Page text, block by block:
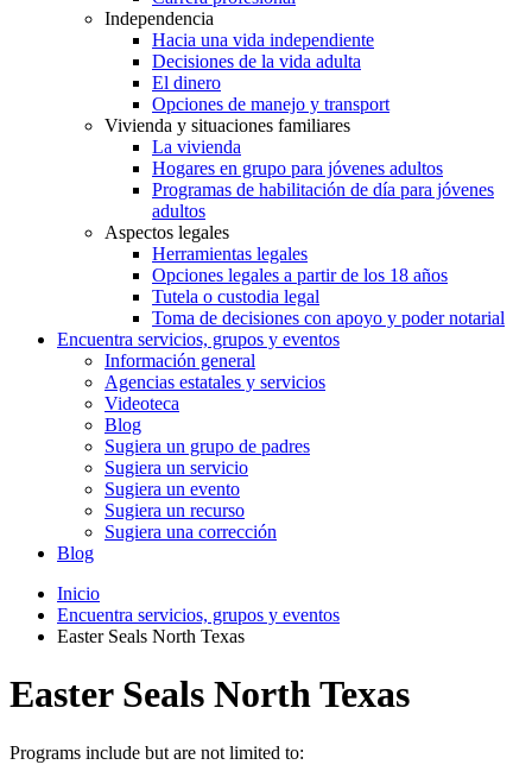
Independencia
Hacia una vida independiente
Decisiones de la vida adulta
El dinero
Opciones de manejo y transport
Vivienda y situaciones familiares
La vivienda
Hogares en grupo para jóvenes adultos
Programas de habilitación de día para jóvenes
adultos
Aspectos legales
Herramientas legales
Opciones legales a partir de los 18 años
Tutela o custodia legal
Toma de decisiones con apoyo y poder notarial
Encuentra servicios, grupos y eventos
Información general
Agencias estatales y servicios
Videoteca
Blog
Sugiera un grupo de padres
Sugiera un servicio
Sugiera un evento
Sugiera un recurso
Sugiera una corrección
Blog
Inicio
Encuentra servicios, grupos y eventos
Easter Seals North Texas
Easter Seals North Texas
Programs include but are not limited to: